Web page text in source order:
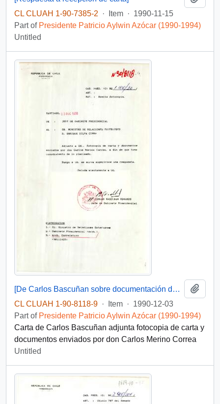
CL CLUAH 1-90-7385-2
· Item · 1990-11-15
Part of Presidente Patricio Aylwin Azócar (1990-1994)
Untitled
[De Carlos Bascuñan sobre documentación de Carlos Merino]
CL CLUAH 1-90-8118-9 · Item · 1990-12-03
Part of Presidente Patricio Aylwin Azócar (1990-1994)
Carta de Carlos Bascuñan adjunta fotocopia de carta y
documentos enviados por don Carlos Merino Correa
Untitled